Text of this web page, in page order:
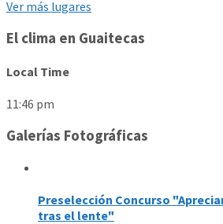
Ver más lugares
El clima en Guaitecas
Local Time
11:46 pm
Galerías Fotográficas
Preselección Concurso
tras el lente"